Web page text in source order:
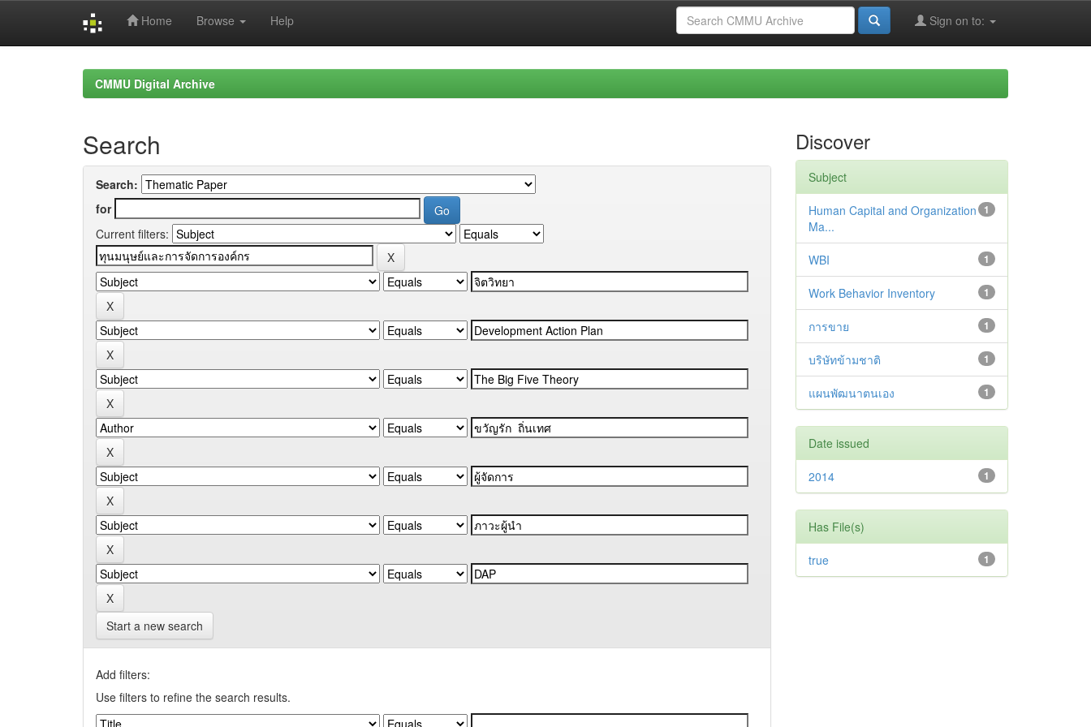
Home Browse Help Sign on to:
CMMU Digital Archive
Search
Search:
for
Current filters:
Start a new search
Add filters:
Use filters to refine the search results.
Discover
Subject
1
Human Capital and Organization
Ma...
1
WBI
1
Work Behavior Inventory
1
การขาย
1
บริษัทข้ามชาติ
1
แผนพัฒนาตนเอง
Date issued
1
2014
Has File(s)
1
true